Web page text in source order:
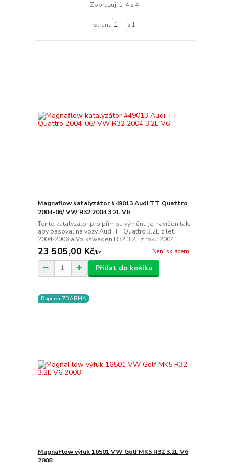
Zobrazuji 1-4 z 4
strana z 1
Magnaflow katalyzátor #49013 Audi TT Quattro
2004-06/ VW R32 2004 3.2L V6
Tento katalyzátor pro přímou výměnu je navržen tak,
aby pasoval na vozy Audi TT Quattro 3.2L z let
2004-2006 a Volkswagen R32 3.2L z roku 2004.
23 505,00 Kč/ks Není skladem
Přidat do košíku
Doprava ZDARMA
MagnaFlow výfuk 16501 VW Golf MK5 R32 3.2L V6
2008